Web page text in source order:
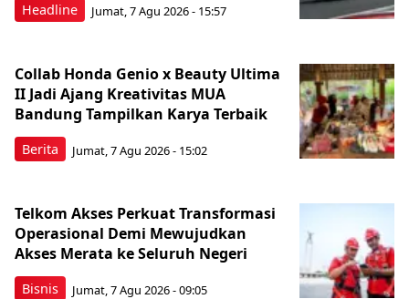
Headline Jumat, 7 Agu 2026 - 15:57
Berita
Collab Honda Genio x Beauty Ultima
II Jadi Ajang Kreativitas MUA
Bandung Tampilkan Karya Terbaik
Jumat, 7 Agu 2026 - 15:02
Bisnis
Telkom Akses Perkuat Transformasi
Operasional Demi Mewujudkan
Akses Merata ke Seluruh Negeri
Jumat, 7 Agu 2026 - 09:05